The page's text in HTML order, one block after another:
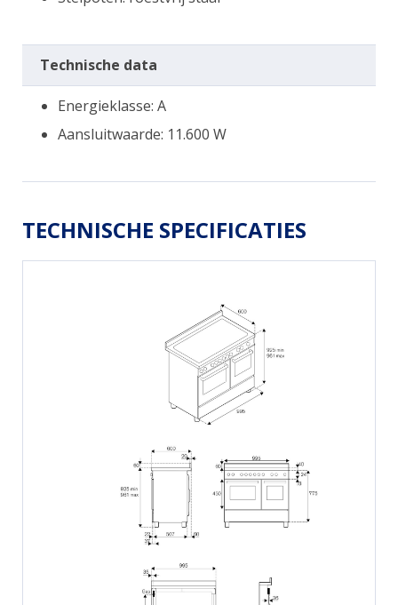
Technische data
Energieklasse: A
Aansluitwaarde: 11.600 W
TECHNISCHE SPECIFICATIES